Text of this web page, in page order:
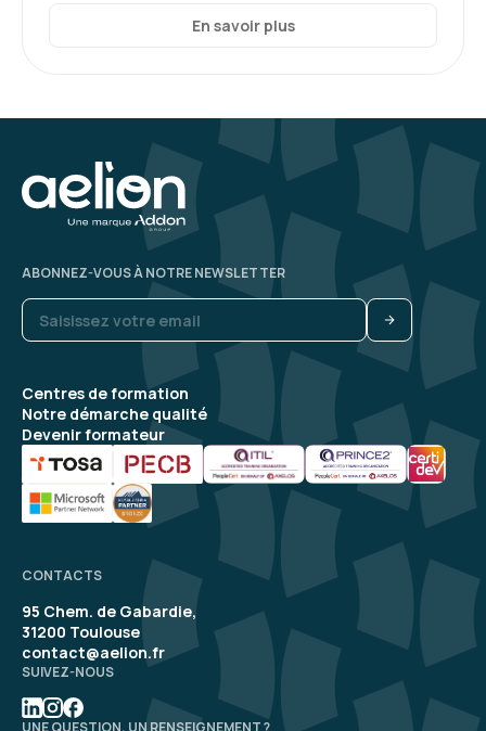
En savoir plus
Centres de formation
Notre démarche qualité
Devenir formateur
ABONNEZ-VOUS À NOTRE NEWSLETTER
CONTACTS
95 Chem. de Gabardie,
31200 Toulouse
contact@aelion.fr
SUIVEZ-NOUS
UNE QUESTION, UN RENSEIGNEMENT ?